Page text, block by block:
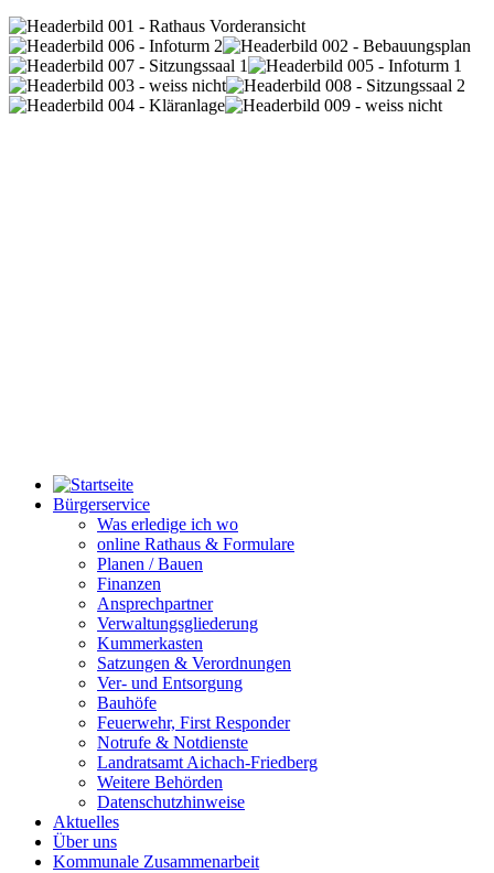
Bürgerservice
Was erledige ich wo
online Rathaus & Formulare
Planen / Bauen
Finanzen
Ansprechpartner
Verwaltungsgliederung
Kummerkasten
Satzungen & Verordnungen
Ver- und Entsorgung
Bauhöfe
Feuerwehr, First Responder
Notrufe & Notdienste
Landratsamt Aichach-Friedberg
Weitere Behörden
Datenschutzhinweise
Aktuelles
Über uns
Kommunale Zusammenarbeit